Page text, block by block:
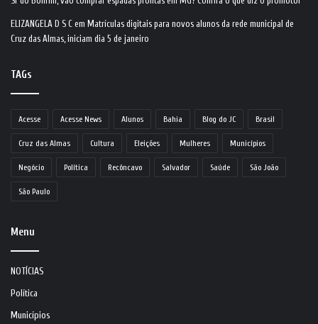
ELIZANGELA D S C em Matrículas digitais para novos alunos da rede municipal de
Cruz das Almas, iniciam dia 5 de janeiro
TAGs
Acesse Acesse News Alunos Bahia Blog do JC Brasil
Cruz das Almas Cultura Eleições Mulheres Municípios
Negócio Política Recôncavo Salvador Saúde São João
São Paulo
Menu
NOTÍCIAS
Política
Municípios